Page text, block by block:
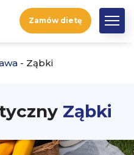
Zamów dietę
- Ząbki
Ząbki